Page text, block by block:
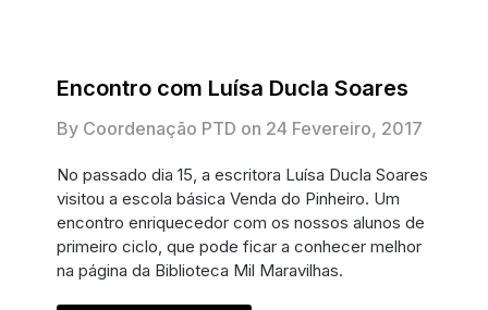
Encontro com Luísa Ducla Soares
By Coordenação PTD on 24 Fevereiro, 2017
No passado dia 15, a escritora Luísa Ducla Soares
visitou a escola básica Venda do Pinheiro. Um
encontro enriquecedor com os nossos alunos de
primeiro ciclo, que pode ficar a conhecer melhor
na página da Biblioteca Mil Maravilhas.